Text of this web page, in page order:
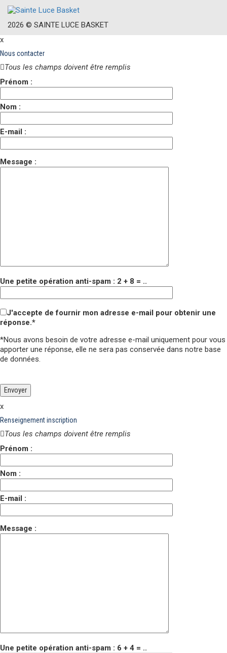
2026 © SAINTE L UCE BASKET
x
Nous contacter
Tous les champs doivent être remplis
Prénom :
Nom :
E-mail :
Message :
Une petite opération anti-spam : 2 + 8 = ..
J'accepte de fournir mon adresse e-mail pour obtenir une
réponse.*
*Nous avons besoin de votre adresse e-mail uniquement pour vous
apporter une réponse, elle ne sera pas conservée dans notre base
de données.
Veuillez laisser ce champ vide.
x
Renseignement inscription
Tous les champs doivent être remplis
Prénom :
Nom :
E-mail :
Message :
Une petite opération anti-spam : 6 + 4 = ..